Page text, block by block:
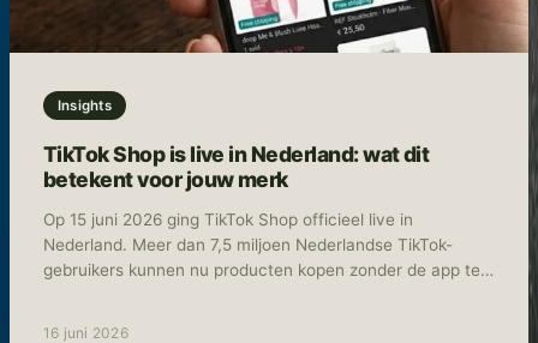
Insights
TikTok Shop is live in Nederland: wat dit
betekent voor jouw merk
Op 15 juni 2026 ging TikTok Shop officieel live in
Nederland. Meer dan 7,5 miljoen Nederlandse TikTok-
gebruikers kunnen nu producten kopen zonder de app te
16 juni 2026